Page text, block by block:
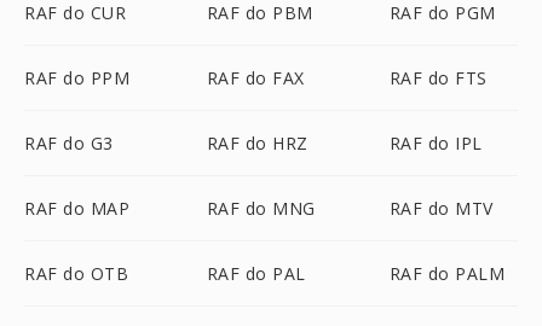
RAF do CUR RAF do PBM RAF do PGM
RAF do PPM RAF do FAX RAF do FTS
RAF do G3 RAF do HRZ RAF do IPL
RAF do MAP RAF do MNG RAF do MTV
RAF do OTB RAF do PAL RAF do PALM